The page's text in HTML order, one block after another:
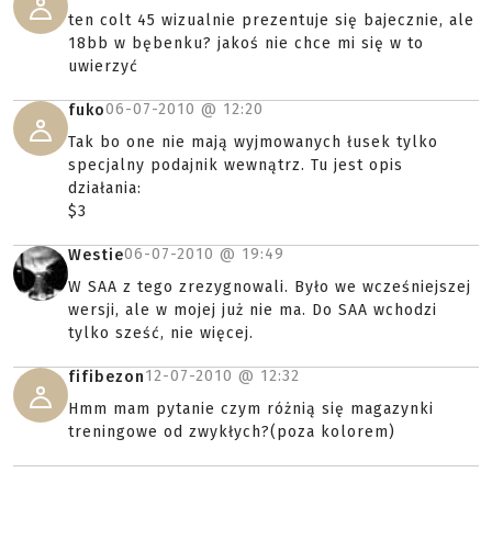
ten colt 45 wizualnie prezentuje się bajecznie, ale
18bb w bębenku? jakoś nie chce mi się w to
uwierzyć
fuko06-07-2010 @ 12:20
Tak bo one nie mają wyjmowanych łusek tylko
specjalny podajnik wewnątrz. Tu jest opis
działania:
$3
Westie06-07-2010 @ 19:49
W SAA z tego zrezygnowali. Było we wcześniejszej
wersji, ale w mojej już nie ma. Do SAA wchodzi
tylko sześć, nie więcej.
fifibezon12-07-2010 @ 12:32
Hmm mam pytanie czym różnią się magazynki
treningowe od zwykłych?(poza kolorem)